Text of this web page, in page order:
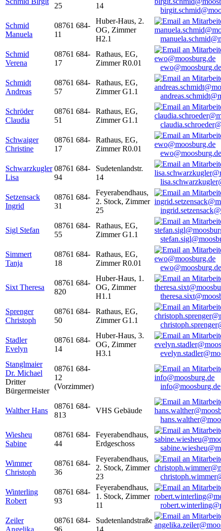
25
14
Schmid
Manuela
08761 684-
11
Huber-Haus, 2.
OG, Zimmer
H2.1
Schmid
Verena
08761 684-
17
Rathaus, EG,
Zimmer R0.01
ewo@moosburg.de
Schmidt
Andreas
08761 684-
57
Rathaus, EG,
Zimmer G1.1
Schröder
Claudia
08761 684-
51
Rathaus, EG,
Zimmer G1.1
Schwaiger
Christine
08761 684-
17
Rathaus, EG,
Zimmer R0.01
ewo@moosburg.de
Schwarzkugler
Lisa
08761 684-
94
Sudetenlandstr.
14
Setzensack
Ingrid
08761 684-
31
Feyerabendhaus,
2. Stock, Zimmer
25
Sigl Stefan
08761 684-
55
Rathaus, EG,
Zimmer G1.1
Simmert
Tanja
08761 684-
18
Rathaus, EG,
Zimmer R0.01
ewo@moosburg.de
Sixt Theresa
08761 684-
820
Huber-Haus, 1.
OG, Zimmer
H1.1
Sprenger
Christoph
08761 684-
50
Rathaus, EG,
Zimmer G1.1
Stadler
Evelyn
08761 684-
14
Huber-Haus, 3.
OG, Zimmer
H3.1
Stanglmaier
Dr. Michael
Dritter
Bürgermeister
08761 684-
12
(Vorzimmer)
info@moosburg.de
Walther Hans
08761 684-
813
VHS Gebäude
Wiesheu
Sabine
08761 684-
44
Feyerabendhaus,
Erdgeschoss
Wimmer
Christoph
08761 684-
36
Feyerabendhaus,
2. Stock, Zimmer
23
Winterling
Robert
08761 684-
93
Feyerabendhaus,
1. Stock, Zimmer
11
Zeiler
Angelika
08761 684-
96
Sudetenlandstraße
14